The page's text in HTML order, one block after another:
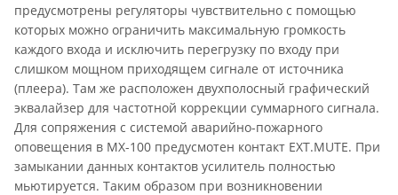
предусмотрены регуляторы чувствительно с помощью
которых можно ограничить максимальную громкость
каждого входа и исключить перегрузку по входу при
слишком мощном приходящем сигнале от источника
(плеера). Там же расположен двухполосный графический
эквалайзер для частотной коррекции суммарного сигнала.
Для сопряжения с системой аварийно-пожарного
оповещения в MX-100 предусмотен контакт EXT.MUTE. При
замыкании данных контактов усилитель полностью
мьютируется. Таким образом при возникновении